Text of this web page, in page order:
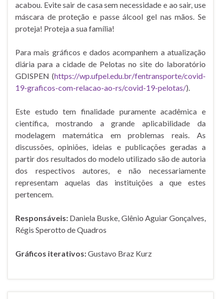
acabou. Evite sair de casa sem necessidade e ao sair, use
máscara de proteção e passe álcool gel nas mãos. Se
proteja! Proteja a sua família!
Para mais gráficos e dados acompanhem a atualização
diária para a cidade de Pelotas no site do laboratório
GDISPEN (https://wp.ufpel.edu.br/fentransporte/covid-
19-graficos-com-relacao-ao-rs/covid-19-pelotas/).
Este estudo tem finalidade puramente acadêmica e
científica, mostrando a grande aplicabilidade da
modelagem matemática em problemas reais. As
discussões, opiniões, ideias e publicações geradas a
partir dos resultados do modelo utilizado são de autoria
dos respectivos autores, e não necessariamente
representam aquelas das instituições a que estes
pertencem.
Responsáveis: Daniela Buske, Glênio Aguiar Gonçalves,
Régis Sperotto de Quadros
Gráficos iterativos:Gustavo Braz Kurz